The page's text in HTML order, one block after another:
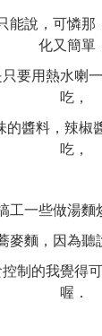
能說，可憐那
化又簡單
要用熱水喇
吃，
的醬料，辣椒
吃，
工一些做湯麵
麥麵，因為聽
制的我覺得
喔．